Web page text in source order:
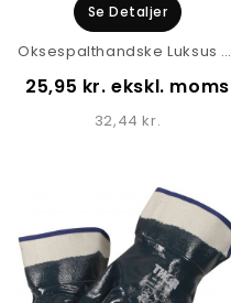
Se Detaljer
Oksespalthandske Luksus Thor 2372
25,95 kr. ekskl. moms
32,44 kr.